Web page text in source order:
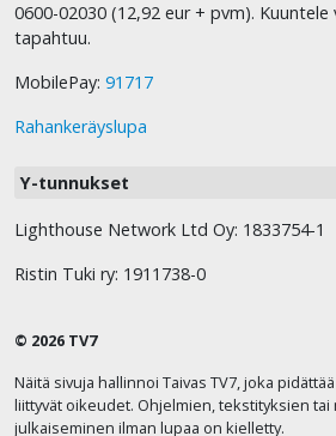
0600-02030 (12,92 eur + pvm).
tapahtuu.
MobilePay: 91717
Rahankeräyslupa
Y-tunnukset
Lighthouse Network Ltd Oy: 1833754-1
Ristin Tuki ry: 1911738-0
© 2026 TV7
Näitä sivuja hallinnoi Taivas TV7, joka
liittyvät oikeudet. Ohjelmien, tekstityksien
julkaiseminen ilman lupaa on kielletty.